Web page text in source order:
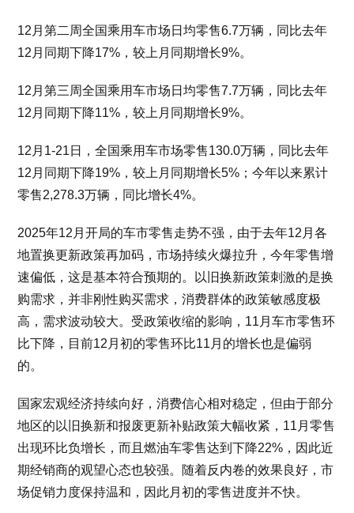
12月第二周全国乘用车市场日均零售6.7万辆，同比去年
12月同期下降17%，较上月同期增长9%。
12月第三周全国乘用车市场日均零售7.7万辆，同比去年
12月同期下降11%，较上月同期增长9%。
12月1-21日，全国乘用车市场零售130.0万辆，同比去年
12月同期下降19%，较上月同期增长5%；今年以来累计
零售2,278.3万辆，同比增长4%。
2025年12月开局的车市零售走势不强，由于去年12月各
地置换更新政策再加码，市场持续火爆拉升，今年零售增
速偏低，这是基本符合预期的。以旧换新政策刺激的是换
购需求，并非刚性购买需求，消费群体的政策敏感度极
高，需求波动较大。受政策收缩的影响，11月车市零售环
比下降，目前12月初的零售环比11月的增长也是偏弱
的。
国家宏观经济持续向好，消费信心相对稳定，但由于部分
地区的以旧换新和报废更新补贴政策大幅收紧，11月零售
出现环比负增长，而且燃油车零售达到下降22%，因此近
期经销商的观望心态也较强。随着反内卷的效果良好，市
场促销力度保持温和，因此月初的零售进度并不快。